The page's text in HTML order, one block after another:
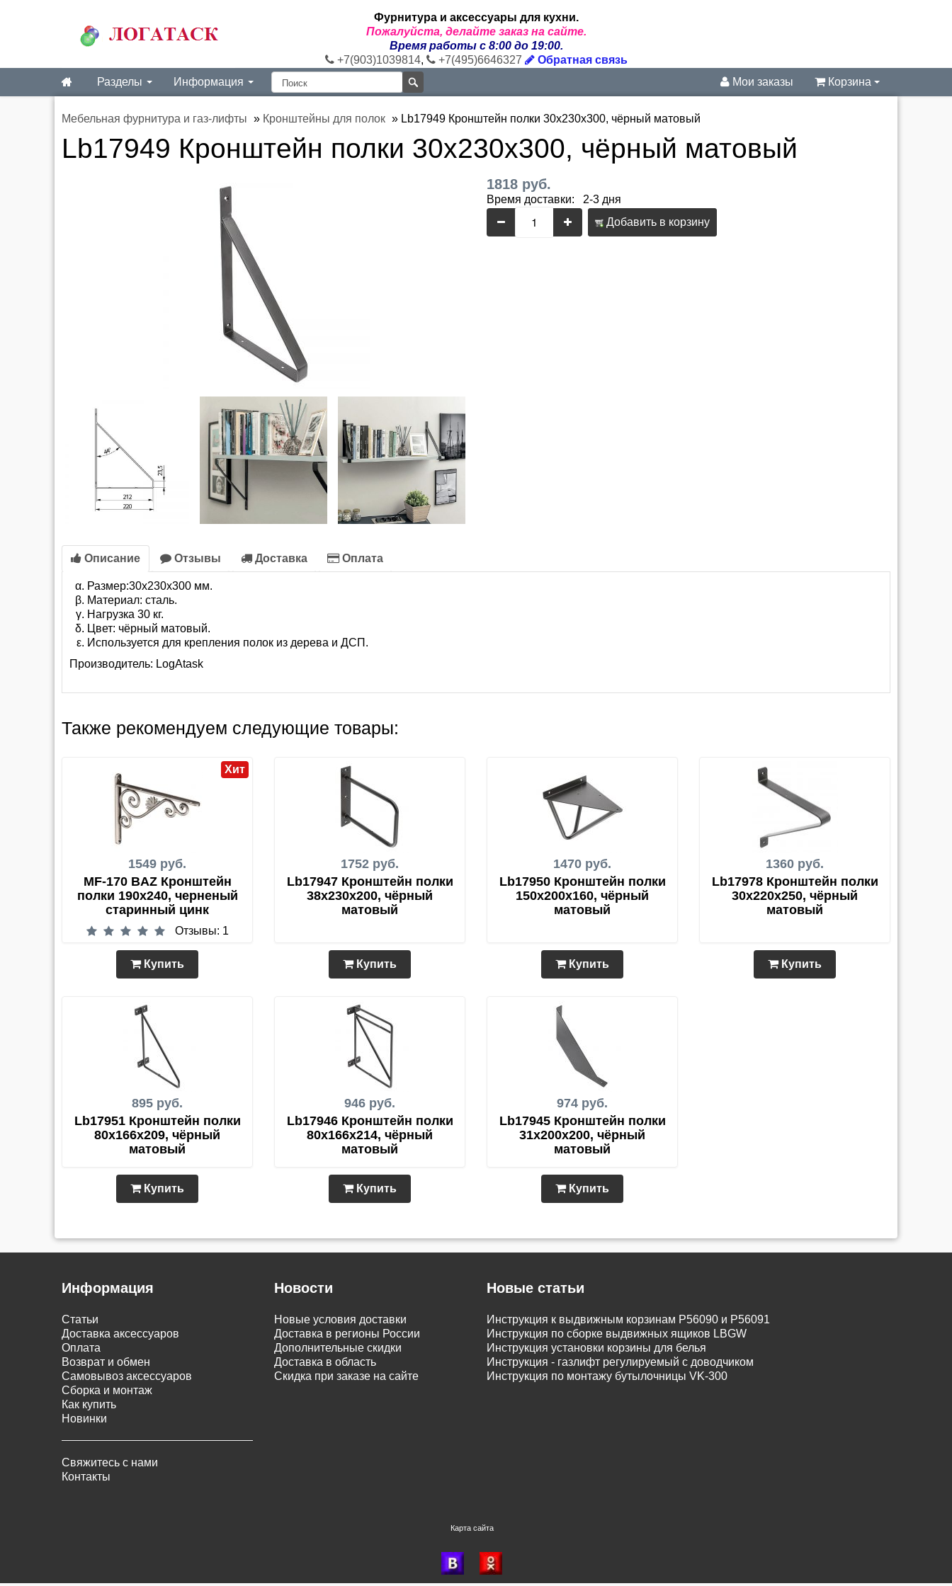
Фурнитура и аксессуары для кухни.
Пожалуйста, делайте заказ на сайте.
Время работы с 8:00 до 19:00.
+7(903)1039814, +7(495)6646327
Обратная связь
Разделы
Информация Мои заказы Корзина
Мебельная фурнитура и газ-лифты » Кронштейны для полок » Lb17949 Кронштейн полки 30x230x300, чёрный матовый
Lb17949 Кронштейн полки 30x230x300, чёрный матовый
1818 руб.
Время доставки: 2-3 дня
Добавить в корзину
Описание Отзывы Доставка Оплата
Размер:30x230x300 мм.
Материал: сталь.
Нагрузка 30 кг.
Цвет: чёрный матовый.
Используется для крепления полок из дерева и ДСП.
Производитель: LogAtask
Также рекомендуем следующие товары:
1549 руб.
Хит
MF-170 BAZ Кронштейн
полки 190x240, черненый
старинный цинк
Отзывы: 1
Купить
1752 руб.
Lb17947 Кронштейн полки
38x230x200, чёрный
матовый
Купить
1470 руб.
Lb17950 Кронштейн полки
150x200x160, чёрный
матовый
Купить
1360 руб.
Lb17978 Кронштейн полки
30x220x250, чёрный
матовый
Купить
895 руб.
Lb17951 Кронштейн полки
80x166x209, чёрный
матовый
Купить
946 руб.
Lb17946 Кронштейн полки
80x166x214, чёрный
матовый
Купить
974 руб.
Lb17945 Кронштейн полки
31x200x200, чёрный
матовый
Купить
Информация
Статьи
Доставка аксессуаров
Оплата
Возврат и обмен
Самовывоз аксессуаров
Сборка и монтаж
Как купить
Новинки
Свяжитесь с нами
Контакты
Новости
Новые условия доставки
Доставка в регионы России
Дополнительные скидки
Доставка в область
Скидка при заказе на сайте
Новые статьи
Инструкция к выдвижным корзинам P56090 и P56091
Инструкция по сборке выдвижных ящиков LBGW
Инструкция установки корзины для белья
Инструкция - газлифт регулируемый с доводчиком
Инструкция по монтажу бутылочницы VK-300
Карта сайта